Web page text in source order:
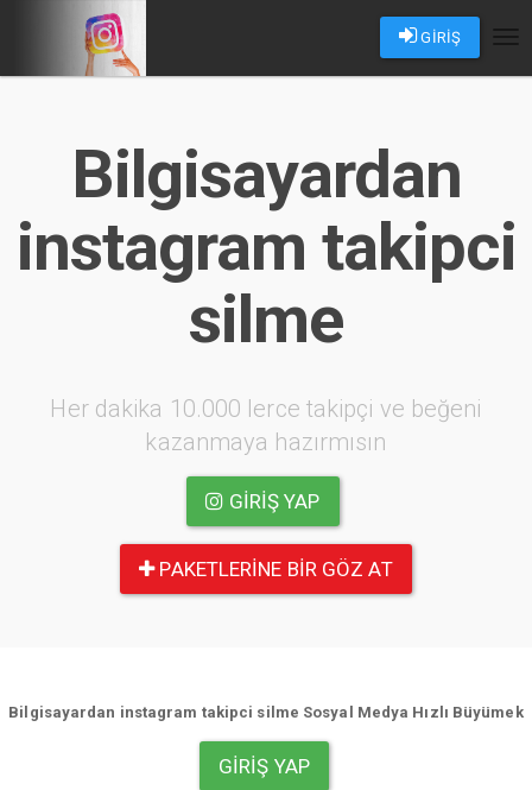
GİRİŞ
Bilgisayardan
instagram takipci
silme
Her dakika 10.000 lerce takipçi ve beğeni
kazanmaya hazırmısın
GIRIŞ YAP
PAKETLERINE BIR GÖZ AT
Bilgisayardan instagram takipci silme Sosyal Medya Hızlı Büyümek
GIRIŞ YAP